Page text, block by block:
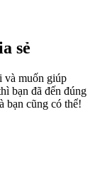
sẻ
và muốn giúp
bạn đã đến đúng
bạn cũng có thể!